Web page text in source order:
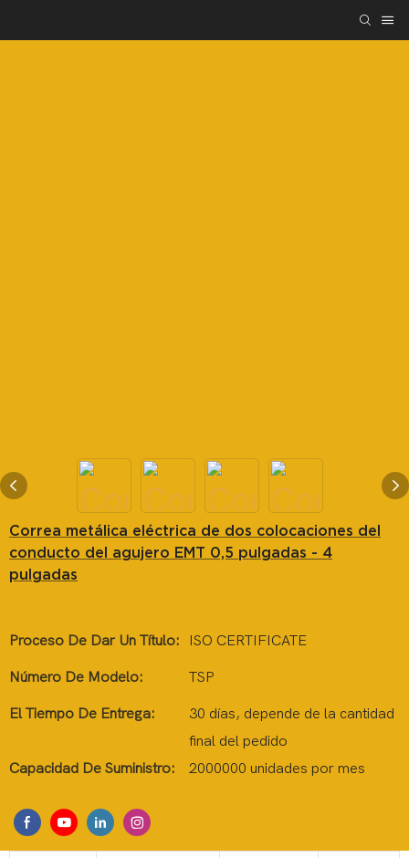
Correa metálica eléctrica de dos colocaciones del
conducto del agujero EMT 0,5 pulgadas - 4
pulgadas
Proceso De Dar Un Título: ISO CERTIFICATE
Número De Modelo: TSP
El Tiempo De Entrega:
30 días, depende de la cantidad
final del pedido
Capacidad De Suministro:
2000000 unidades por mes